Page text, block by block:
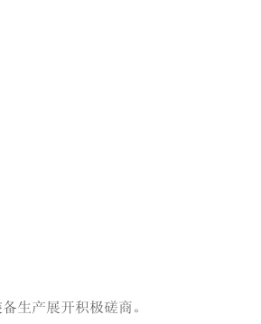
生产展开积极磋商。